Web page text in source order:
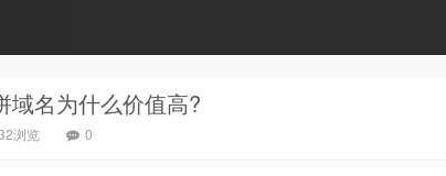
域名为什么价值高?
浏览 0